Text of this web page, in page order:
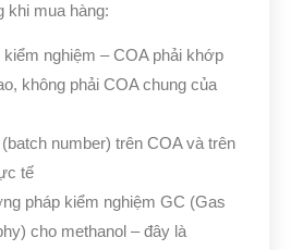
khi mua hàng:
kiểm nghiệm – COA phải khớp
không phải COA chung của
number) trên COA và trên
tế
pháp kiểm nghiệm GC (Gas
cho methanol – đây là